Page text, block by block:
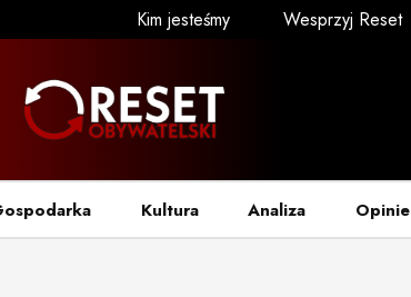
Kim jesteśmy Wesprzyj Reset
Kultura Analiza Opinie